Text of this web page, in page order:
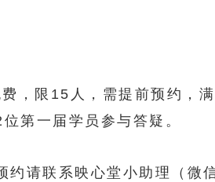
费，限15人，需提前预约，
第一届学员参与答疑。
约请联系映心堂小助理（微